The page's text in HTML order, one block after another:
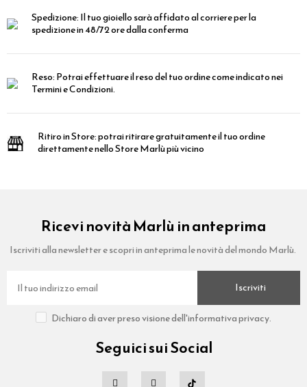
Spedizione:Il tuo gioiello sarà affidato al corriere per la
spedizione in 48/72 ore dalla conferma
Reso:Potrai effettuare il reso del tuo ordine come indicato nei
Termini e Condizioni.
Ritiro in Store:potrai ritirare gratuitamente il tuo ordine
direttamente nello Store Marlù più vicino
Ricevi novità Marlù in anteprima
Iscriviti alla newsletter e scopri in anteprima le novità del mondo Marlù.
Iscriviti
Dichiaro di aver preso visione dell'informativa privacy.
Seguici sui Social